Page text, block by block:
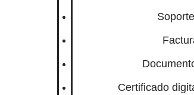
Certificado